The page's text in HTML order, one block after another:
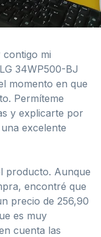
mi
34WP500-BJ
momento en que
Permíteme
y explicarte por
excelente
producto. Aunque
encontré que
precio de 256,90
es muy
cuenta las